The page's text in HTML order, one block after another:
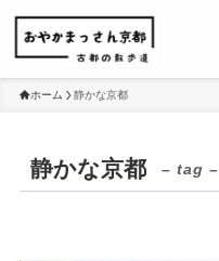
ホーム 静かな京都
静かな京都 – tag –